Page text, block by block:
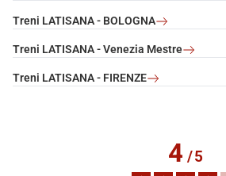
Treni LATISANA - BOLOGNA
Treni LATISANA - Venezia Mestre
Treni LATISANA - FIRENZE
4/5